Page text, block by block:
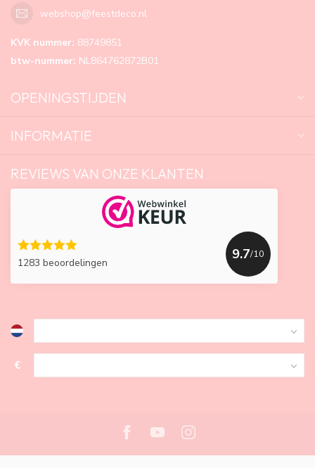
webshop@feestdeco.nl
KVK nummer: 88749851
btw-nummer: NL864762872B01
OPENINGSTIJDEN
INFORMATIE
REVIEWS VAN ONZE KLANTEN
1283 beoordelingen
9.7/10
€